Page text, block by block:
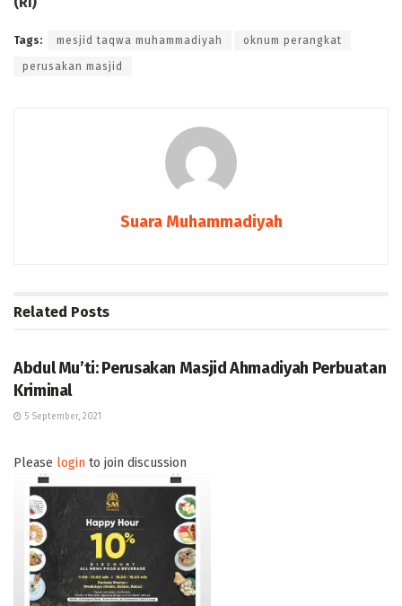
Tags: mesjid taqwa muhammadiyah oknum perangkat
perusakan masjid
Suara Muhammadiyah
Related Posts
Abdul Mu’ti: Perusakan Masjid Ahmadiyah Perbuatan
Kriminal
5 September, 2021
Please login to join discussion